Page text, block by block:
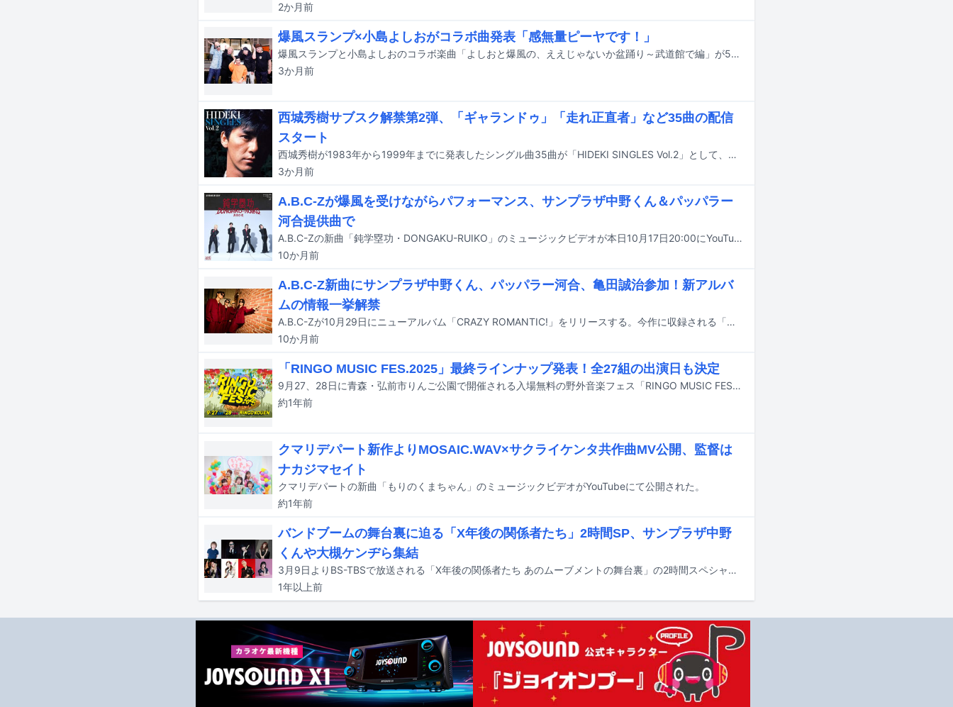
2か月前
爆風スランプ×小島よしおがコラボ曲発表「感無量ピーヤです！」
爆風スランプと小島よしおのコラボ楽曲「よしおと爆風の、ええじゃないか盆踊り～武道館で編」が5月27日に配信リリースされる。
3か月前
西城秀樹サブスク解禁第2弾、「ギャランドゥ」「走れ正直者」など35曲の配信
スタート
西城秀樹が1983年から1999年までに発表したシングル曲35曲が「HIDEKI SINGLES Vol.2」として、主要音楽ストリーミングサービス / ダウンロードサイトにて配信された。
3か月前
A.B.C-Zが爆風を受けながらパフォーマンス、サンプラザ中野くん＆パッパラー
河合提供曲で
A.B.C-Zの新曲「鈍学塁功・DONGAKU-RUIKO」のミュージックビデオが本日10月17日20:00にYouTubeで公開される。
10か月前
A.B.C-Z新曲にサンプラザ中野くん、パッパラー河合、亀田誠治参加！新アルバ
ムの情報一挙解禁
A.B.C-Zが10月29日にニューアルバム「CRAZY ROMANTIC!」をリリースする。今作に収録される「鈍学塁功・DONGAKU-RUIKO」が、先行シングルとして10月17日に配信リリースされることが発表された。
10か月前
「RINGO MUSIC FES.2025」最終ラインナップ発表！全27組の出演日も決定
9月27、28日に青森・弘前市りんご公園で開催される入場無料の野外音楽フェス「RINGO MUSIC FES.2025」の出演者が確定した。
約1年前
クマリデパート新作よりMOSAIC.WAV×サクライケンタ共作曲MV公開、監督は
ナカジマセイト
クマリデパートの新曲「もりのくまちゃん」のミュージックビデオがYouTubeにて公開された。
約1年前
バンドブームの舞台裏に迫る「X年後の関係者たち」2時間SP、サンプラザ中野
くんや大槻ケンヂら集結
3月9日よりBS-TBSで放送される「X年後の関係者たち あのムーブメントの舞台裏」の2時間スペシャルに爆風スランプのサンプラザ中野くんとパッパラー河合、プリンセス プリンセスの富田京子、BARBEE BOYSの杏子、筋肉少女帯の大槻ケンヂ、GOBANG'Sの森若香織、PERSONZのJILLが出演。バンドブーム直撃世代の千秋が立会人として参加する。
1年以上前